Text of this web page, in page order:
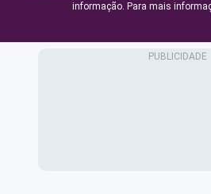
informação. Para mais